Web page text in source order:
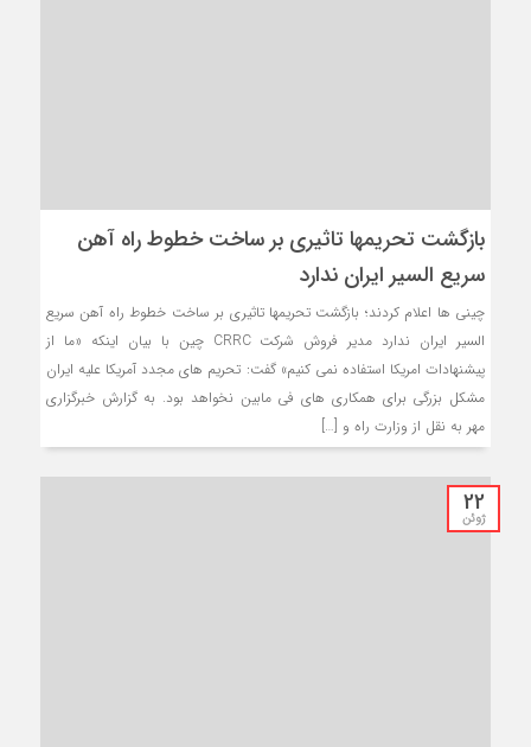
بازگشت تحریمها تاثیری بر ساخت خطوط راه آهن
سریع السیر ایران ندارد
چینی ها اعلام کردند؛ بازگشت تحریمها تاثیری بر ساخت خطوط راه آهن سریع
السیر ایران ندارد مدیر فروش شرکت CRRC چین با بیان اینکه «ما از
پیشنهادات امریکا استفاده نمی کنیم» گفت: تحریم های مجدد آمریکا علیه ایران
مشکل بزرگی برای همکاری های فی مابین نخواهد بود. به گزارش خبرگزاری
مهر به نقل از وزارت راه و […]
22
ژوئن